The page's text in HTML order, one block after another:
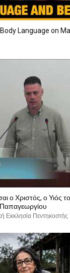
Language on
Παπαγεωργίου
Εκκλησία Πεντηκοστής